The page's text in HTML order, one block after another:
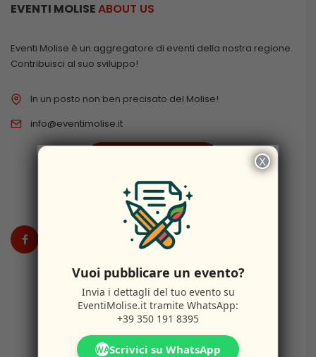
EVENTI MOLISEABOUT US
Eventi Molise è un aggregatore di eventi della nostra regione.
Contribuisci al suo sviluppo!
In un posto non ben precisato del Molise!
info@eventimolise.it
DISCLAIMER
×
Vuoi pubblicare un evento?
Invia i dettagli del tuo evento su
EventiMolise.it tramite WhatsApp:
+39 350 191 8395
WAScrivici su WhatsApp
X